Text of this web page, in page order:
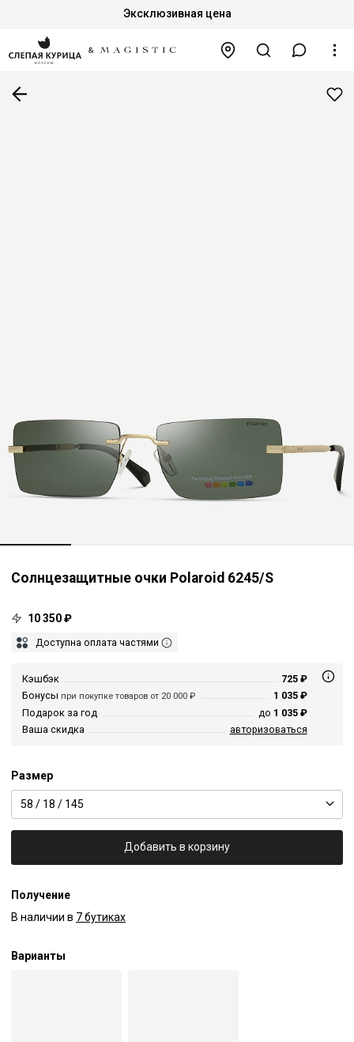
Эксклюзивная цена
Солнцезащитные очки Polaroid 6245/S
10 350 ₽
Доступна оплата частями
Кэшбэк
725 ₽
Бонусы при покупке товаров от 20 000 ₽
1 035 ₽
Подарок за год
до 1 035 ₽
Ваша скидка
авторизоваться
Размер
58 / 18 / 145
Добавить в корзину
Получение
В наличии в 7 бутиках
Варианты